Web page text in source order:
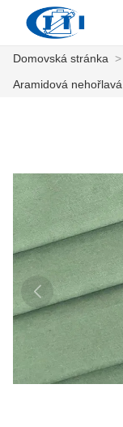
PRODUKT
PŘIZPŮSOBENÍ
O NÁS
ZPRÁVY
KONTAKTUJTE NÁS
العربية
Domovská stránka >
Aramidová